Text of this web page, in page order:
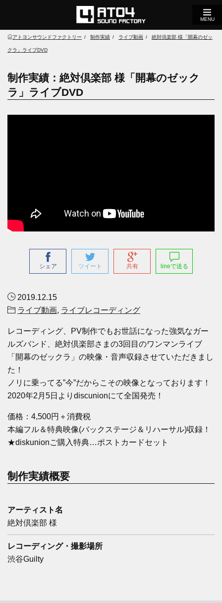
MENU
アトヨンサウンドファクトリー 制作実績 ライブ動画 絶対倶楽部 様「開幕のゼッ
クラ」ライブDVD
制作実績：絶対倶楽部 様「開幕のゼック
ラ」ライブDVD
シェア ツイート 共有 lineで送る
2019.12.15
ライブ動画, ライブレコーディング
レコーディング、PV制作でもお世話になった強気なガー
ルズバンド、絶対倶楽部さまの3回目のワンマンライブ
「開幕のゼックラ」の映像・音声収録させていただきまし
た！
ノリに乗ってる”今”だからこその映像となっております！
2020年2月5日よりdiscunionにて全国発売！
価格：4,500円＋消費税
本編フル＆特典映像(バックステージ＆リハーサル)収録！
★diskunionご購入特典…ポストカードセット
制作実績概要
アーティスト名
絶対倶楽部 様
レコーディング・撮影場所
渋谷Guilty